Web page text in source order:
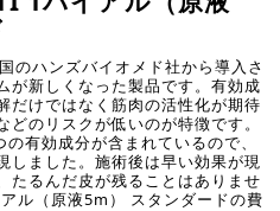
のハンズバイオメド社から導入さ
が新しくなった製品です。有効成
だけではなく筋肉の活性化が期待
のリスクが低いのが特徴です。
有効成分が含まれているので、
しました。施術後は早い効果が現
たるんだ皮が残ることはありませ
ル（原液5m） スタンダードの費